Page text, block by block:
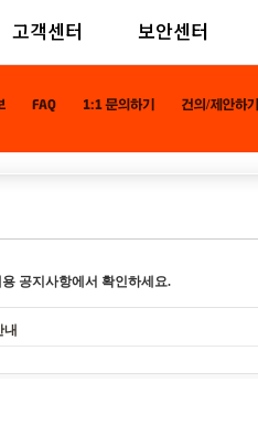
고객센터 보안센터
공지사항에서 확인하세요.
내